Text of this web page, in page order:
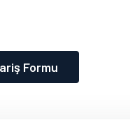
Formu